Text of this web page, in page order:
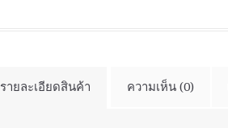
รายละเอียดสินค้า ความเห็น (0)